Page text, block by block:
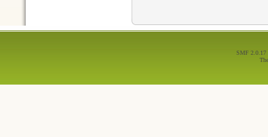
SMF 2.0.17